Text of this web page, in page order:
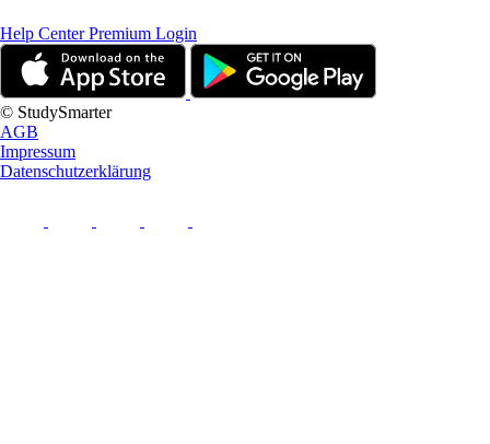
Help CenterPremium Login
© StudySmarter
AGB
Impressum
Datenschutzerklärung